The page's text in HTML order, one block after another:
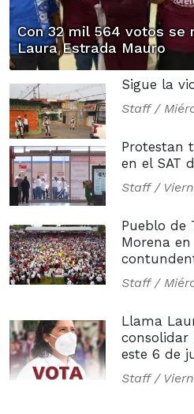
Con 32 mil 564 votos
Laura Estrada Mauro
Sigue la
Staff /
Protestan
en el SAT
Staff /
Pueblo de
Morena
Staff /
Llama
consolidar
este 6 de
Staff /